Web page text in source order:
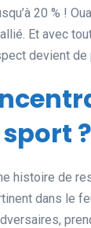
20 % !
Et avec
devient de
?
histoire de
dans le